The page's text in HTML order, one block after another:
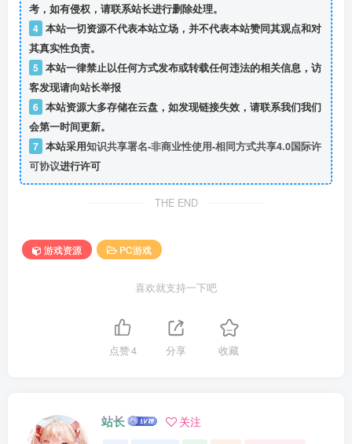
考，如有侵权，请联系站长进行删除处理。
4 本站一切资源不代表本站立场，并不代表本站赞同其观点和对
其真实性负责。
5 本站一律禁止以任何方式发布或转载任何违法的相关信息，访
客发现请向站长举报
6 本站资源大多存储在云盘，如发现链接失效，请联系我们我们
会第一时间更新。
7 本站采用知识共享署名-非商业性使用-相同方式共享4.0国际许
可协议进行许可
THE END
游戏资源 PC游戏
喜欢就支持一下吧
点赞4 分享 收藏
站长 关注